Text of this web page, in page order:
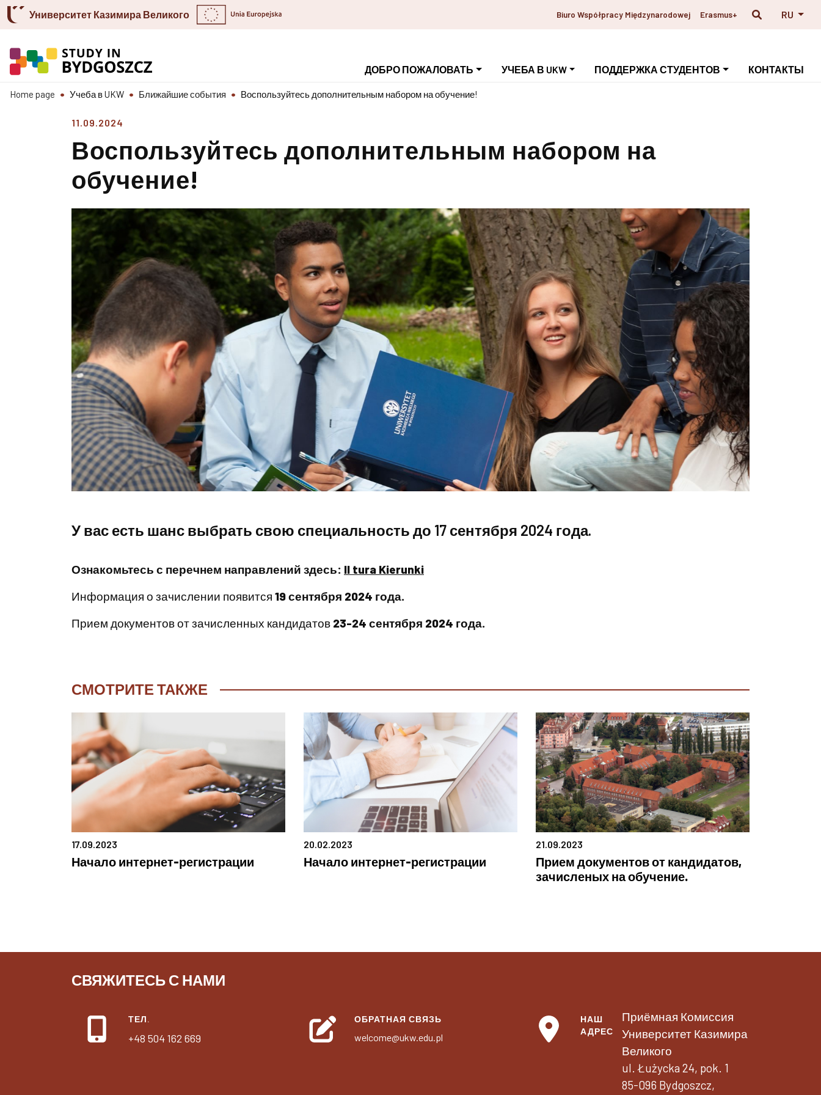
Skip to content
Go to the search engine
Go to the footer
Университет Казимира Великого Biuro Współpracy Międzynarodowej Erasmus+ RU
ДОБРО ПОЖАЛОВАТЬ УЧЕБА В UKW ПОДДЕРЖКА СТУДЕНТОВ КОНТАКТЫ
Home page Учеба в UKW Ближайшие события Воспользуйтесь дополнительным набором на обучение!
11.09.2024
Воспользуйтесь дополнительным набором на
обучение!
У вас есть шанс выбрать свою специальность до 17 сентября 2024 года.
Ознакомьтесь с перечнем направлений здесь: II tura Kierunki
Информация о зачислении появится 19 сентября 2024 года.
Прием документов от зачисленных кандидатов 23-24 сентября 2024 года.
СМОТРИТЕ ТАКЖЕ
17.09.2023
Начало интернет-регистрации
20.02.2023
Начало интернет-регистрации
21.09.2023
Прием документов от кандидатов,
зачисленых на обучение.
СВЯЖИТЕСЬ С НАМИ
ТЕЛ.
+48 504 162 669
ОБРАТНАЯ СВЯЗЬ
welcome@ukw.edu.pl
НАШ
АДРЕС
Приёмная Комиссия
Университет Казимира
Великого
ul. Łużycka 24, pok. 1
85-096 Bydgoszcz,